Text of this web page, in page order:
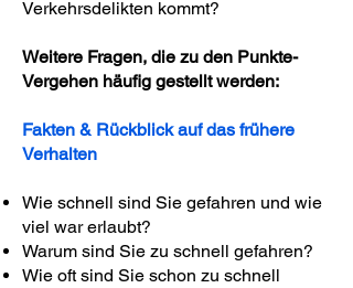
Verkehrsdelikten kommt?
Weitere Fragen, die zu den Punkte-
Vergehen häufig gestellt werden:
Fakten & Rückblick auf das frühere
Verhalten
Wie schnell sind Sie gefahren und wie
viel war erlaubt?
Warum sind Sie zu schnell gefahren?
Wie oft sind Sie schon zu schnell